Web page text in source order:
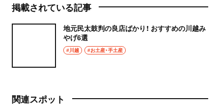
掲載されている記事
地元民太鼓判の良店ばかり！ おすすめの川越み
やげ6選
#川越 #お土産・手土産
関連スポット